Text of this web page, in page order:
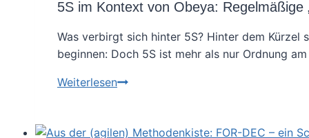
5S im Kontext von Obeya:
Was verbirgt sich hinter 5S? Hinter dem Kürzel
beginnen: Doch 5S ist mehr als nur Ordnung
Weiterlesen5S
von